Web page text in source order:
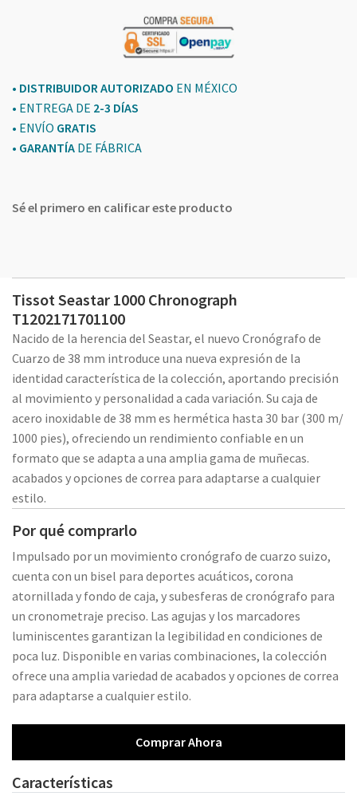
• DISTRIBUIDOR AUTORIZADO EN MÉXICO
• ENTREGA DE 2-3 DÍAS
• ENVÍO GRATIS
• GARANTÍA DE FÁBRICA
Sé el primero en calificar este producto
Tissot Seastar 1000 Chronograph
T1202171701100
Nacido de la herencia del Seastar, el nuevo Cronógrafo de
Cuarzo de 38 mm introduce una nueva expresión de la
identidad característica de la colección, aportando precisión
al movimiento y personalidad a cada variación. Su caja de
acero inoxidable de 38 mm es hermética hasta 30 bar (300 m/
1000 pies), ofreciendo un rendimiento confiable en un
formato que se adapta a una amplia gama de muñecas.
acabados y opciones de correa para adaptarse a cualquier
estilo.
Por qué comprarlo
Impulsado por un movimiento cronógrafo de cuarzo suizo,
cuenta con un bisel para deportes acuáticos, corona
atornillada y fondo de caja, y subesferas de cronógrafo para
un cronometraje preciso. Las agujas y los marcadores
luminiscentes garantizan la legibilidad en condiciones de
poca luz. Disponible en varias combinaciones, la colección
ofrece una amplia variedad de acabados y opciones de correa
para adaptarse a cualquier estilo.
Comprar Ahora
Características